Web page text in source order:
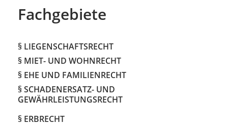
Fachgebiete
§ LIEGENSCHAFTSRECHT
§ MIET- UND WOHNRECHT
§ EHE UND FAMILIENRECHT
§ SCHADENERSATZ- UND
GEWÄHRLEISTUNGSRECHT
§ ERBRECHT